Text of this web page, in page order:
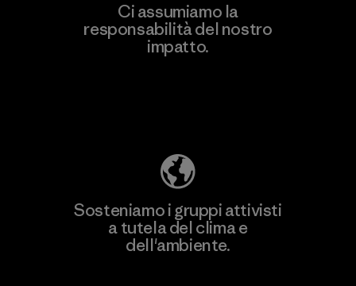
Scopri di più
Ci assumiamo la
responsabilità del nostro
impatto.
Sosteniamo i gruppi attivisti
a tutela del clima e
dell'ambiente.